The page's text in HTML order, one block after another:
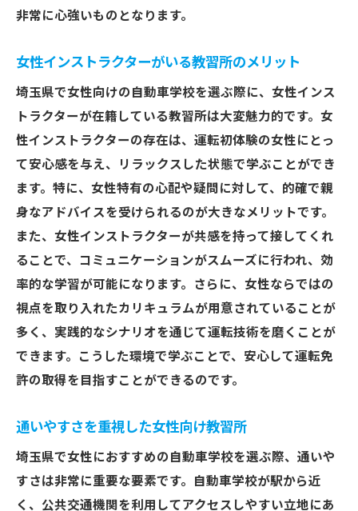
非常に心強いものとなります。
女性インストラクターがいる教習所のメリット
埼玉県で女性向けの自動車学校を選ぶ際に、女性インス
トラクターが在籍している教習所は大変魅力的です。女
性インストラクターの存在は、運転初体験の女性にとっ
て安心感を与え、リラックスした状態で学ぶことができ
ます。特に、女性特有の心配や疑問に対して、的確で親
身なアドバイスを受けられるのが大きなメリットです。
また、女性インストラクターが共感を持って接してくれ
ることで、コミュニケーションがスムーズに行われ、効
率的な学習が可能になります。さらに、女性ならではの
視点を取り入れたカリキュラムが用意されていることが
多く、実践的なシナリオを通じて運転技術を磨くことが
できます。こうした環境で学ぶことで、安心して運転免
許の取得を目指すことができるのです。
通いやすさを重視した女性向け教習所
埼玉県で女性におすすめの自動車学校を選ぶ際、通いや
すさは非常に重要な要素です。自動車学校が駅から近
く、公共交通機関を利用してアクセスしやすい立地にあ